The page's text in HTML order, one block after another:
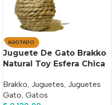
AGOTADO
Juguete De Gato Brakko
Natural Toy Esfera Chica
Brakko, Juguetes, Juguetes
Gato, Gatos